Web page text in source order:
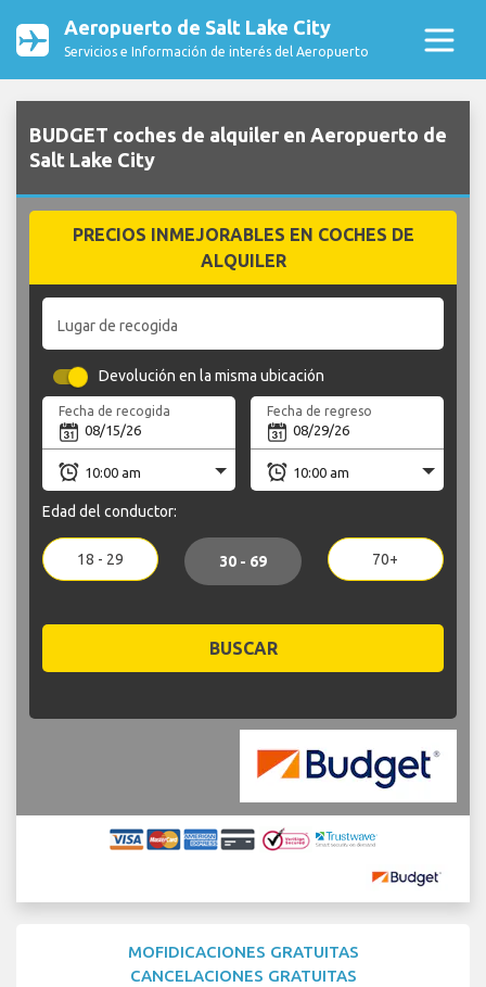
Aeropuerto de Salt Lake City
Servicios e Información de interés del Aeropuerto
BUDGET coches de alquiler en Aeropuerto de
Salt Lake City
PRECIOS INMEJORABLES EN COCHES DE
ALQUILER
Lugar de recogida
Devolución en la misma ubicación
Fecha de recogida Fecha de regreso
Edad del conductor:
18 - 29 30 - 69 70+
BUSCAR
MOFIDICACIONES GRATUITAS
CANCELACIONES GRATUITAS